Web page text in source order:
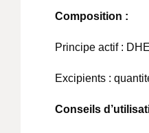
Composition :
Principe actif :
Excipients :
Conseils